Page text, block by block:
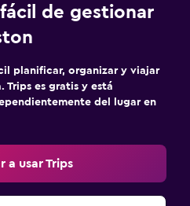
de gestionar
planificar, organizar y viajar
Trips es gratis y está
del lugar en
a usar Trips